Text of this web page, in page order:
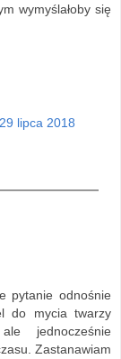
wymyślałoby się
29 lipca 2018
pytanie odnośnie
do mycia twarzy
jednocześnie
Zastanawiam